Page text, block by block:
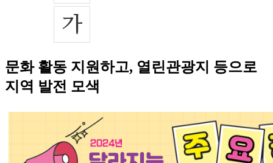
문화 활동 지원하고, 열린관광지 등으로
지역 발전 모색